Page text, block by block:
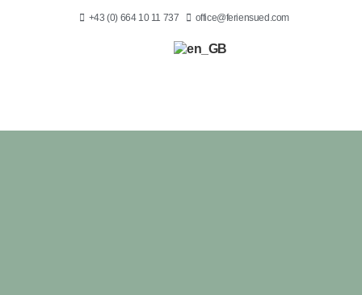
+43 (0) 664 10 11 737 office@feriensued.com